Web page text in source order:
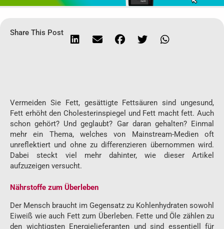
Share This Post
Vermeiden Sie Fett, gesättigte Fettsäuren sind ungesund,
Fett erhöht den Cholesterinspiegel und Fett macht fett. Auch
schon gehört? Und geglaubt? Gar daran gehalten? Einmal
mehr ein Thema, welches von Mainstream-Medien oft
unreflektiert und ohne zu differenzieren übernommen wird.
Dabei steckt viel mehr dahinter, wie dieser Artikel
aufzuzeigen versucht.
Nährstoffe zum Überleben
Der Mensch braucht im Gegensatz zu Kohlenhydraten sowohl
Eiweiß wie auch Fett zum Überleben. Fette und Öle zählen zu
den wichtigsten Energielieferanten und sind essentiell für